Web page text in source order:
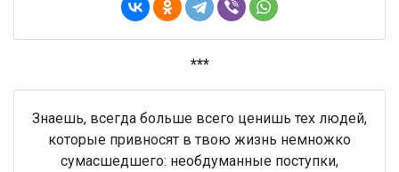
***
Знаешь, всегда больше всего ценишь тех людей,
которые привносят в твою жизнь немножко
сумасшедшего: необдуманные поступки,